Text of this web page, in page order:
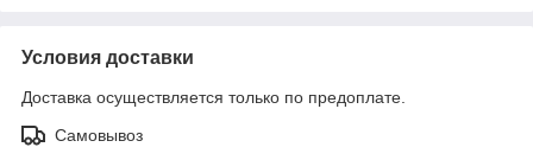
Условия доставки
Доставка осуществляется только по предоплате.
Самовывоз